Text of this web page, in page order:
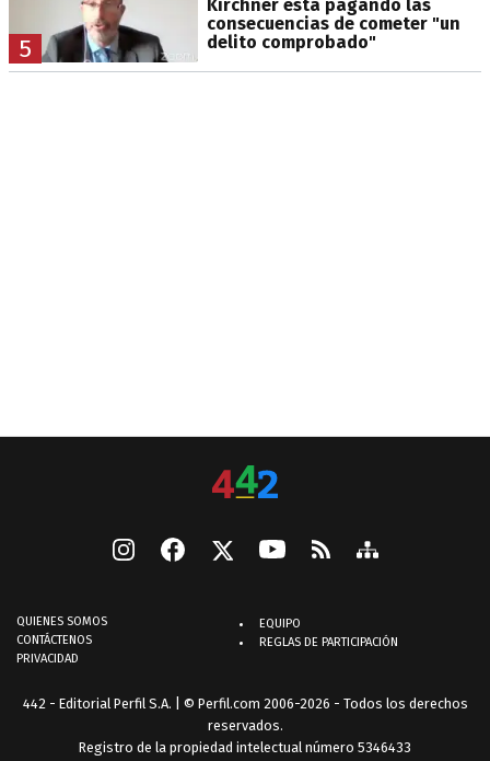
5
Kirchner está pagando las
consecuencias de cometer "un
delito comprobado"
QUIENES SOMOS
CONTÁCTENOS
PRIVACIDAD
EQUIPO
REGLAS DE PARTICIPACIÓN
442 - Editorial Perfil S.A. | © Perfil.com 2006-2026 - Todos los derechos
reservados.
Registro de la propiedad intelectual número 5346433